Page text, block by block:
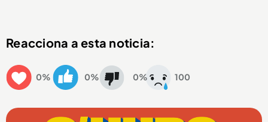
Reacciona a esta noticia:
0% 0% 0% 100